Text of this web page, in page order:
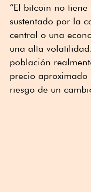
“El bitcoin no
sustentado por la
central o una
una alta
población
precio
riesgo de un